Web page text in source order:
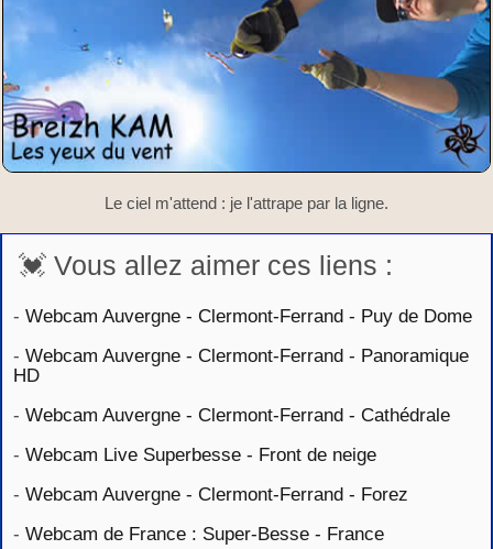
Le ciel m'attend : je l'attrape par la ligne.
💓 Vous allez aimer ces liens :
- Webcam Auvergne - Clermont-Ferrand - Puy de Dome
- Webcam Auvergne - Clermont-Ferrand - Panoramique
HD
- Webcam Auvergne - Clermont-Ferrand - Cathédrale
- Webcam Live Superbesse - Front de neige
- Webcam Auvergne - Clermont-Ferrand - Forez
- Webcam de France : Super-Besse - France